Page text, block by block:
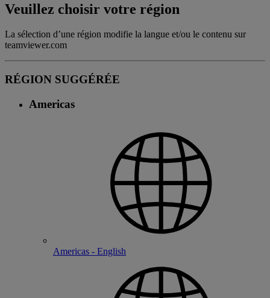
Veuillez choisir votre région
La sélection d’une région modifie la langue et/ou le contenu sur
teamviewer.com
RÉGION SUGGÉRÉE
Americas
Americas - English